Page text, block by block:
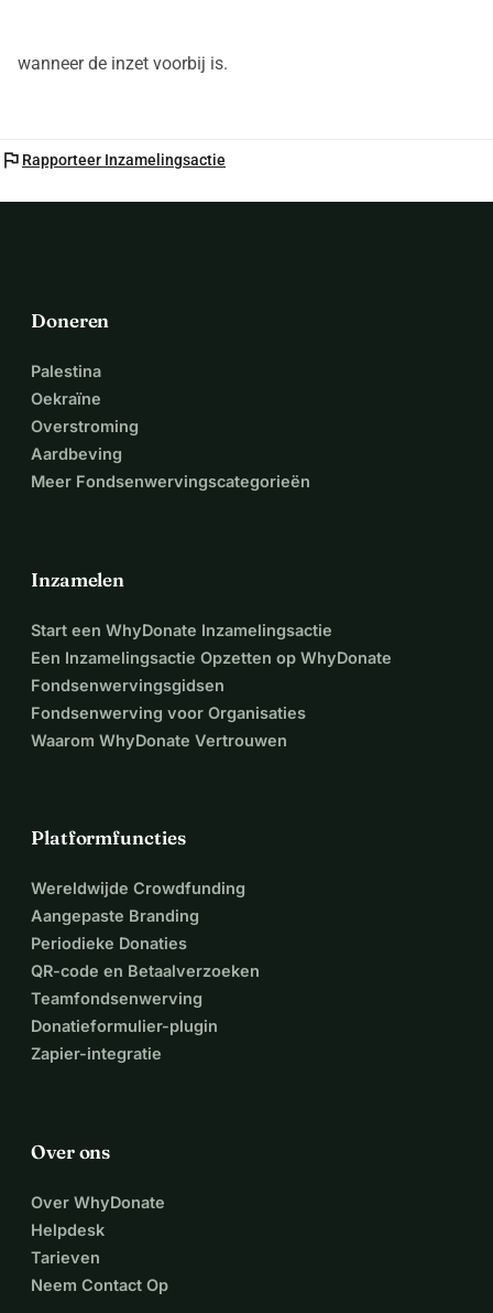
wanneer de inzet voorbij is.
flag Rapporteer Inzamelingsactie
Doneren
Palestina
Oekraïne
Overstroming
Aardbeving
Meer Fondsenwervingscategorieën
Inzamelen
Start een WhyDonate Inzamelingsactie
Een Inzamelingsactie Opzetten op WhyDonate
Fondsenwervingsgidsen
Fondsenwerving voor Organisaties
Waarom WhyDonate Vertrouwen
Platformfuncties
Wereldwijde Crowdfunding
Aangepaste Branding
Periodieke Donaties
QR-code en Betaalverzoeken
Teamfondsenwerving
Donatieformulier-plugin
Zapier-integratie
Over ons
Over WhyDonate
Helpdesk
Tarieven
Neem Contact Op